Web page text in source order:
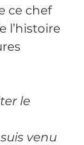
ce chef
l’histoire
le
venu